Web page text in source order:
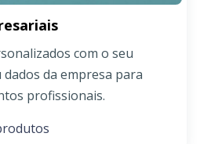
com o seu
da empresa para
profissionais.